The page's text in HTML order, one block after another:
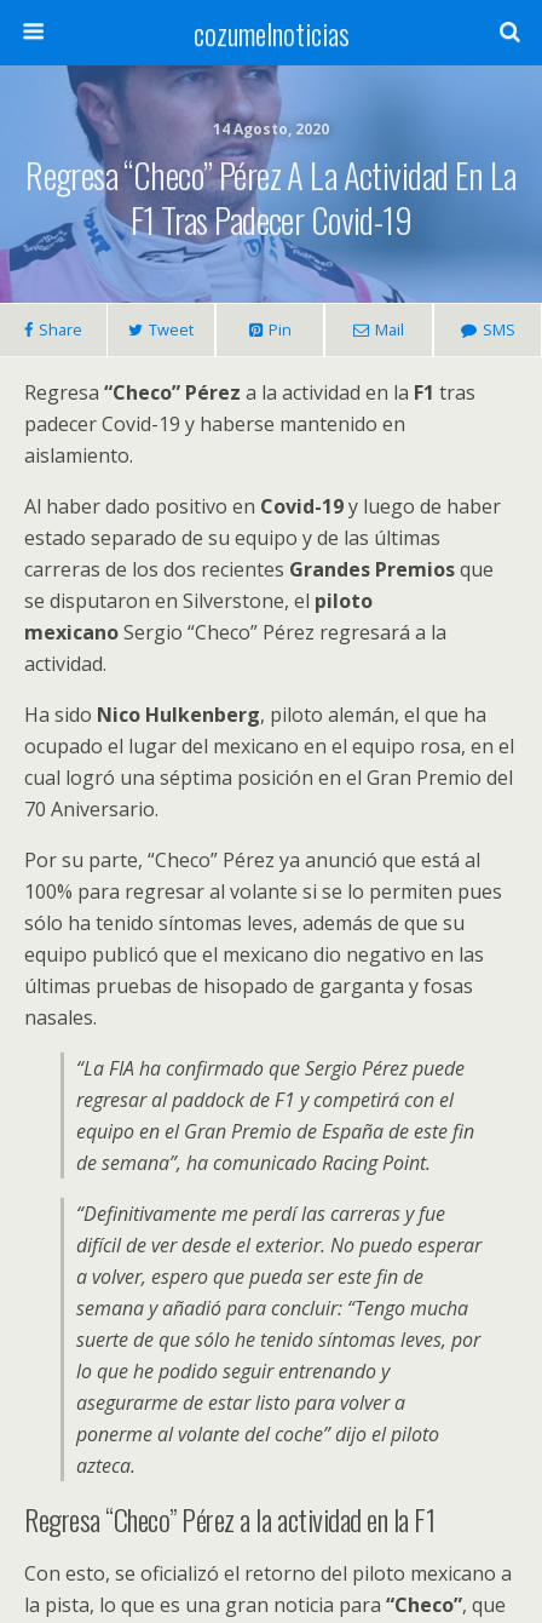
cozumelnoticias
14 Agosto, 2020
Regresa “Checo” Pérez A La Actividad En La
F1 Tras Padecer Covid-19
Share Tweet Pin Mail SMS
Regresa “Checo” Pérez a la actividad en la F1 tras
padecer Covid-19 y haberse mantenido en
aislamiento.
Al haber dado positivo en Covid-19y luego de haber
estado separado de su equipo y de las últimas
carreras de los dos recientes Grandes Premiosque
se disputaron en Silverstone, el piloto
mexicanoSergio “Checo” Pérez regresará a la
actividad.
Ha sido Nico Hulkenberg, piloto alemán, el que ha
ocupado el lugar del mexicano en el equipo rosa, en el
cual logró una séptima posición en el Gran Premio del
70 Aniversario.
Por su parte, “Checo” Pérez ya anunció que está al
100% para regresar al volante si se lo permiten pues
sólo ha tenido síntomas leves, además de que su
equipo publicó que el mexicano dio negativo en las
últimas pruebas de hisopado de garganta y fosas
nasales.
“La FIA ha confirmado que Sergio Pérez puede
regresar al paddock de F1 y competirá con el
equipo en el Gran Premio de España de este fin
de semana”, ha comunicado Racing Point.
“Definitivamente me perdí las carreras y fue
difícil de ver desde el exterior. No puedo esperar
a volver, espero que pueda ser este fin de
semana y añadió para concluir: “Tengo mucha
suerte de que sólo he tenido síntomas leves, por
lo que he podido seguir entrenando y
asegurarme de estar listo para volver a
ponerme al volante del coche” dijo el piloto
azteca.
Regresa “Checo” Pérez a la actividad en la F1
Con esto, se oficializó el retorno del piloto mexicano a
la pista, lo que es una gran noticia para “Checo”, que